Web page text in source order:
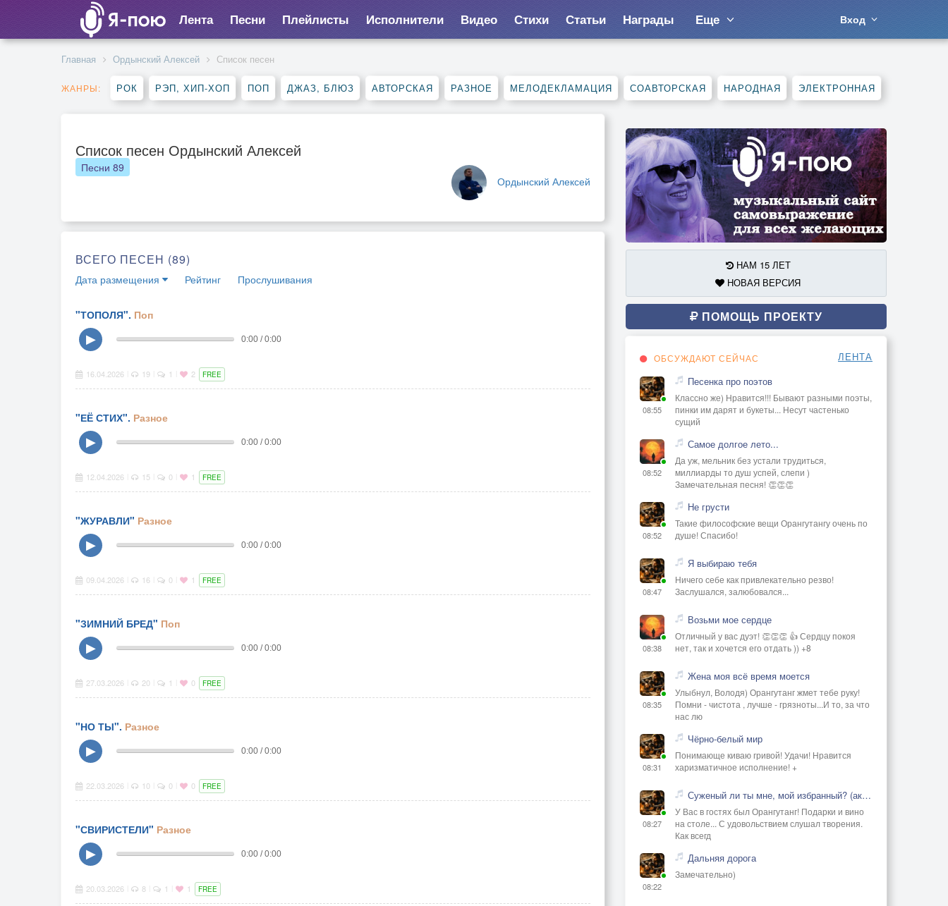
Лента Песни Плейлисты Исполнители Видео Стихи Статьи Награды Еще Вход
Главная Ордынский Алексей Список песен
ЖАНРЫ: РОК РЭП, ХИП-ХОП ПОП ДЖАЗ, БЛЮЗ АВТОРСКАЯ РАЗНОЕ МЕЛОДЕКЛАМАЦИЯ СОАВТОРСКАЯ НАРОДНАЯ ЭЛЕКТРОННАЯ
Список песен Ордынский Алексей
Ордынский Алексей
Песни 89
ВСЕГО ПЕСЕН (89)
Дата размещения Рейтинг Прослушивания
"ТОПОЛЯ". Поп
▶
0:00 / 0:00
16.04.2026 19 1 2 FREE
"ЕЁ СТИХ". Разное
▶
0:00 / 0:00
12.04.2026 15 0 1 FREE
"ЖУРАВЛИ" Разное
▶
0:00 / 0:00
09.04.2026 16 0 1 FREE
"ЗИМНИЙ БРЕД" Поп
▶
0:00 / 0:00
27.03.2026 20 1 0 FREE
"НО ТЫ". Разное
▶
0:00 / 0:00
22.03.2026 10 0 0 FREE
"СВИРИСТЕЛИ" Разное
▶
0:00 / 0:00
20.03.2026 8 1 1 FREE
НАМ 15 ЛЕТ
НОВАЯ ВЕРСИЯ
ПОМОЩЬ ПРОЕКТУ
ОБСУЖДАЮТ СЕЙЧАС ЛЕНТА
08:55
Песенка про поэтов
Классно же) Нравится!!! Бывают разными поэты,
пинки им дарят и букеты... Несут частенько
сущий
08:52
Самое долгое лето...
Да уж, мельник без устали трудиться,
миллиарды то душ успей, слепи )
Замечательная песня! 👏👏👏
08:52
Не грусти
Такие философские вещи Орангутангу очень по
душе! Спасибо!
08:47
Я выбираю тебя
Ничего себе как привлекательно резво!
Заслушался, залюбовался...
08:38
Возьми мое сердце
Отличный у вас дуэт! 👏👏👏 👍 Сердцу покоя
нет, так и хочется его отдать )) +8
08:35
Жена моя всё время моется
Улыбнул, Володя) Орангутанг жмет тебе руку!
Помни - чистота , лучше - грязноты...И то, за что
нас лю
08:31
Чёрно-белый мир
Понимающе киваю гривой! Удачи! Нравится
харизматичное исполнение! +
08:27
Суженый ли ты мне, мой избранный? (акустика)
У Вас в гостях был Орангутанг! Подарки и вино
на столе... С удовольствием слушал творения.
Как всегд
08:22
Дальняя дорога
Замечательно)